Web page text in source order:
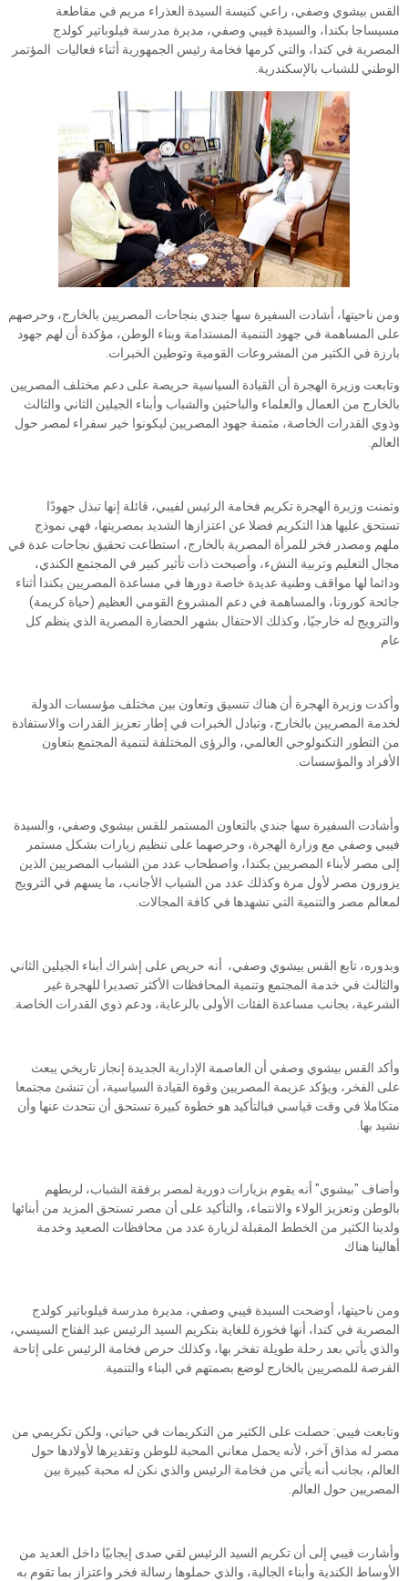
القس بيشوي وصفي، راعي كنيسة السيدة العذراء مريم في مقاطعة
مسيساجا بكندا، والسيدة فيبي وصفي، مديرة مدرسة فيلوباتير كولدج
المصرية في كندا، والتي كرمها فخامة رئيس الجمهورية أثناء فعاليات المؤتمر
الوطني للشباب بالإسكندرية.
ومن ناحيتها، أشادت السفيرة سها جندي بنجاحات المصريين بالخارج، وحرصهم
على المساهمة في جهود التنمية المستدامة وبناء الوطن، مؤكدة أن لهم جهود
بارزة في الكثير من المشروعات القومية وتوطين الخبرات.
وتابعت وزيرة الهجرة أن القيادة السياسية حريصة على دعم مختلف المصريين
بالخارج من العمال والعلماء والباحثين والشباب وأبناء الجيلين الثاني والثالث
وذوي القدرات الخاصة، مثمنة جهود المصريين ليكونوا خير سفراء لمصر حول
العالم.
وثمنت وزيرة الهجرة تكريم فخامة الرئيس لفيبي، قائلة إنها تبذل جهودًا
تستحق عليها هذا التكريم فضلا عن اعتزازها الشديد بمصريتها، فهي نموذج
ملهم ومصدر فخر للمرأة المصرية بالخارج، استطاعت تحقيق نجاحات عدة في
مجال التعليم وتربية النشء، وأصبحت ذات تأثير كبير في المجتمع الكندي،
ودائما لها مواقف وطنية عديدة خاصة دورها في مساعدة المصريين بكندا أثناء
جائحة كورونا، والمساهمة في دعم المشروع القومي العظيم (حياة كريمة)
والترويج له خارجيًا، وكذلك الاحتفال بشهر الحضارة المصرية الذي ينظم كل
عام
وأكدت وزيرة الهجرة أن هناك تنسيق وتعاون بين مختلف مؤسسات الدولة
لخدمة المصريين بالخارج، وتبادل الخبرات في إطار تعزيز القدرات والاستفادة
من التطور التكنولوجي العالمي، والرؤى المختلفة لتنمية المجتمع بتعاون
الأفراد والمؤسسات.
وأشادت السفيرة سها جندي بالتعاون المستمر للقس بيشوي وصفي، والسيدة
فيبي وصفي مع وزارة الهجرة، وحرصهما على تنظيم زيارات بشكل مستمر
إلى مصر لأبناء المصريين بكندا، واصطحاب عدد من الشباب المصريين الذين
يزورون مصر لأول مرة وكذلك عدد من الشباب الأجانب، ما يسهم في الترويج
لمعالم مصر والتنمية التي تشهدها في كافة المجالات.
وبدوره، تابع القس بيشوي وصفي، أنه حريص على إشراك أبناء الجيلين الثاني
والثالث في خدمة المجتمع وتنمية المحافظات الأكثر تصديرا للهجرة غير
الشرعية، بجانب مساعدة الفئات الأولى بالرعاية، ودعم ذوي القدرات الخاصة.
وأكد القس بيشوي وصفي أن العاصمة الإدارية الجديدة إنجاز تاريخي يبعث
على الفخر، ويؤكد عزيمة المصريين وقوة القيادة السياسية، أن تنشئ مجتمعا
متكاملا في وقت قياسي فبالتأكيد هو خطوة كبيرة تستحق أن نتحدث عنها وأن
نشيد بها.
وأضاف "بيشوي" أنه يقوم بزيارات دورية لمصر برفقة الشباب، لربطهم
بالوطن وتعزيز الولاء والانتماء، والتأكيد على أن مصر تستحق المزيد من أبنائها
ولدينا الكثير من الخطط المقبلة لزيارة عدد من محافظات الصعيد وخدمة
أهالينا هناك
ومن ناحيتها، أوضحت السيدة فيبي وصفي، مديرة مدرسة فيلوباتير كولدج
المصرية في كندا، أنها فخورة للغاية بتكريم السيد الرئيس عبد الفتاح السيسي،
والذي يأتي بعد رحلة طويلة تفخر بها، وكذلك حرص فخامة الرئيس على إتاحة
الفرصة للمصريين بالخارج لوضع بصمتهم في البناء والتنمية.
وتابعت فيبي: حصلت على الكثير من التكريمات في حياتي، ولكن تكريمي من
مصر له مذاق آخر، لأنه يحمل معاني المحبة للوطن وتقديرها لأولادها حول
العالم، بجانب أنه يأتي من فخامة الرئيس والذي نكن له محبة كبيرة بين
المصريين حول العالم.
وأشارت فيبي إلى أن تكريم السيد الرئيس لقي صدى إيجابيًا داخل العديد من
الأوساط الكندية وأبناء الجالية، والذي حملوها رسالة فخر واعتزاز بما تقوم به